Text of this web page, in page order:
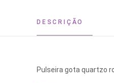
DESCRIÇÃO
Pulseira gota quartzo